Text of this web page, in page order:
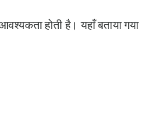
होती है। यहाँ बताया